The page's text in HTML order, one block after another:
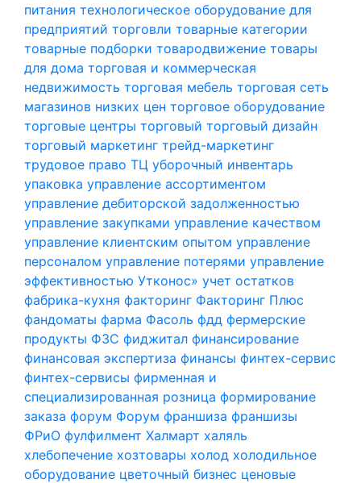
питания технологическое оборудование для
предприятий торговли товарные категории
товарные подборки товародвижение товары
для дома торговая и коммерческая
недвижимость торговая мебель торговая сеть
магазинов низких цен торговое оборудование
торговые центры торговый торговый дизайн
торговый маркетинг трейд-маркетинг
трудовое право ТЦ уборочный инвентарь
упаковка управление ассортиментом
управление дебиторской задолженностью
управление закупками управление качеством
управление клиентским опытом управление
персоналом управление потерями управление
эффективностью Утконос» учет остатков
фабрика-кухня факторинг Факторинг Плюс
фандоматы фарма Фасоль фдд фермерские
продукты ФЗС фиджитал финансирование
финансовая экспертиза финансы финтех-сервис
финтех-сервисы фирменная и
специализированная розница формирование
заказа форум Форум франшиза франшизы
ФРиО фулфилмент Халмарт халяль
хлебопечение хозтовары холод холодильное
оборудование цветочный бизнес ценовые